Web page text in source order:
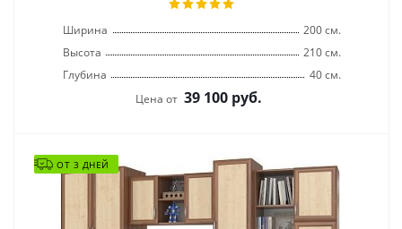
Ширина
200 см.
Высота
210 см.
Глубина
40 см.
Цена от 39 100 руб.
ОТ 3 ДНЕЙ